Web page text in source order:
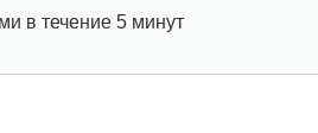
в течение 5 минут